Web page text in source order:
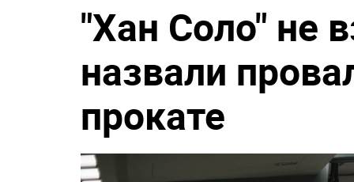
"Хан Соло" не
назвали
прокате